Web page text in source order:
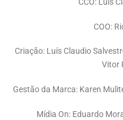
CCO: Luís
COO:
Criação: Luís Claudio
Vitor
Gestão da Marca: Karen
Mídia On: Eduardo